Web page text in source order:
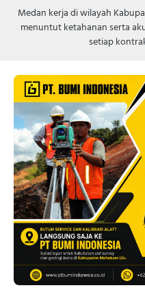
Medan kerja di wilayah
menuntut ketahanan serta
setiap